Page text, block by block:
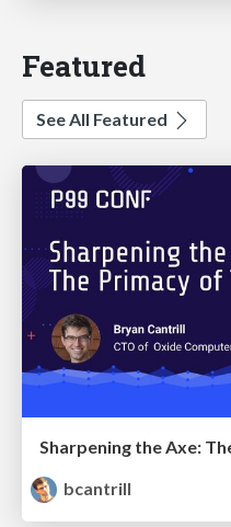
Featured
See All Featured
Sharpening the Axe:
bcantrill